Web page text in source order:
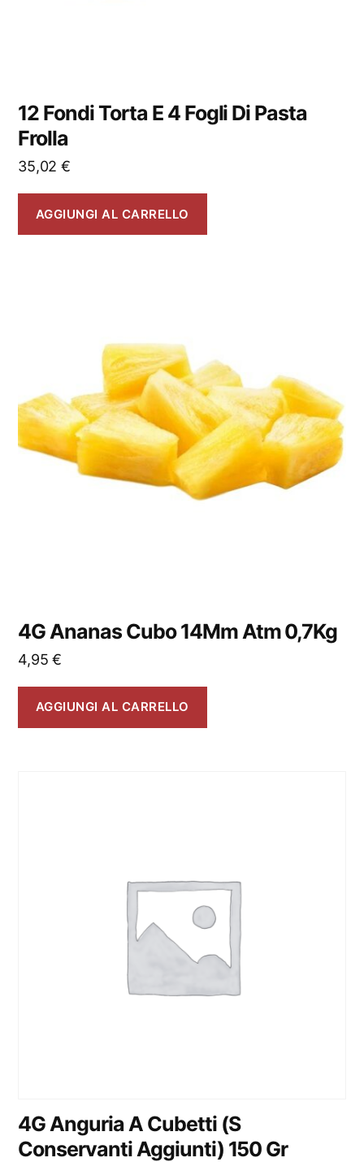
12 Fondi Torta E 4 Fogli Di Pasta
Frolla
35,02 €
AGGIUNGI AL CARRELLO
4G Ananas Cubo 14Mm Atm 0,7Kg
4,95€
AGGIUNGI AL CARRELLO
4G Anguria A Cubetti (S
Conservanti Aggiunti) 150 Gr